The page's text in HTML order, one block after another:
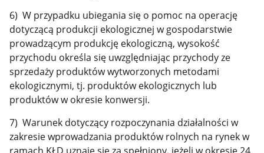
6) W przypadku ubiegania się o pomoc na operację
dotyczącą produkcji ekologicznej w gospodarstwie
prowadzącym produkcję ekologiczną, wysokość
przychodu określa się uwzględniając przychody ze
sprzedaży produktów wytworzonych metodami
ekologicznymi, tj. produktów ekologicznych lub
produktów w okresie konwersji.
7) Warunek dotyczący rozpoczynania działalności w
zakresie wprowadzania produktów rolnych na rynek w